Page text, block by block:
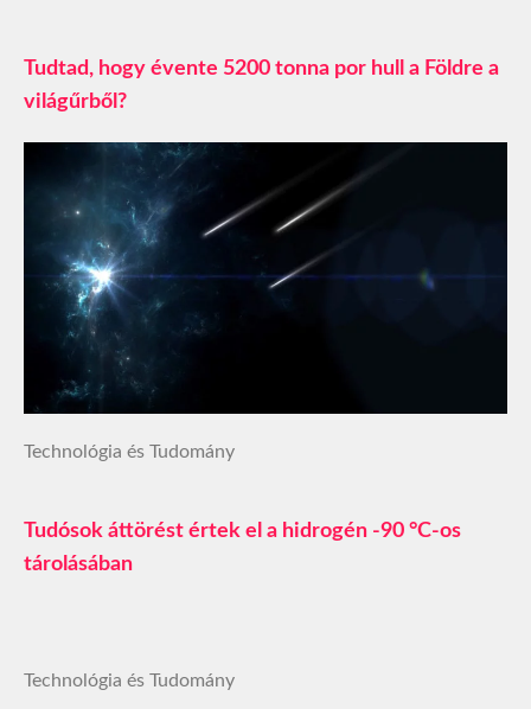
Tudtad, hogy évente 5200 tonna por hull a Földre a
világűrből?
Technológia és Tudomány
Tudósok áttörést értek el a hidrogén -90 °C-os
tárolásában
Technológia és Tudomány